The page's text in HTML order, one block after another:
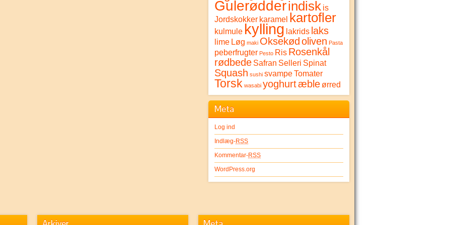
Gulerødderindisk is
Jordskokker karamel kartofler
kulmule kylling lakrids laks
lime Løg maki Oksekød oliven Pasta
peberfrugter Pesto Ris Rosenkål
rødbede Safran Selleri Spinat
Squash sushi svampeTomater
Torsk wasabi yoghurtæble ørred
Meta
Log ind
Indlæg-RSS
Kommentar-RSS
WordPress.org